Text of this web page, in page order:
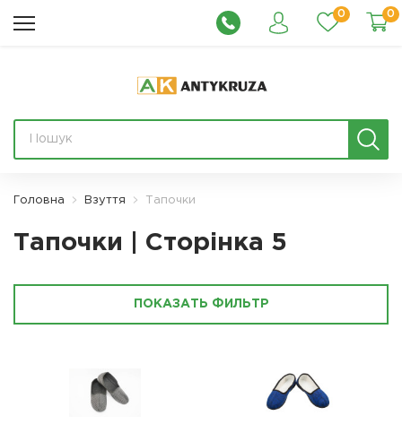
0 0
Головна Взуття Тапочки
Тапочки | Сторінка 5
ПОКАЗАТЬ ФИЛЬТР